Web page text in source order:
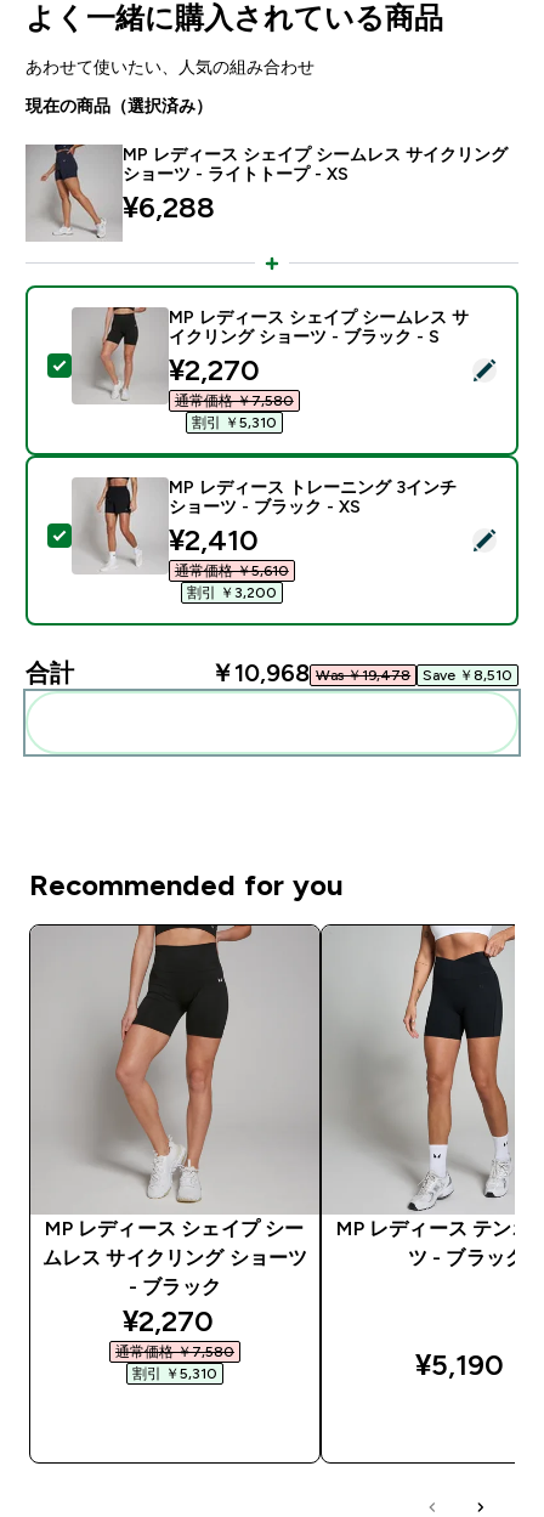
よく一緒に購入されている商品
あわせて使いたい、人気の組み合わせ
現在の商品（選択済み）
MP レディース シェイプ シームレス サイクリング
ショーツ - ライトトープ - XS
¥6,288‎
この商品を選択 - MP レディース シェイプ シームレ
MP レディース シェイプ シームレス サ
イクリング ショーツ - ブラック - S
discounted price
¥2,270‎
通常価格 ￥7,580‎
割引 ￥5,310‎
この商品を選択 - MP レディース トレーニング 3イン
MP レディース トレーニング 3インチ
ショーツ - ブラック - XS
discounted price
¥2,410‎
通常価格 ￥5,610‎
割引 ￥3,200‎
合計 ￥10,968‎ Was ￥19,478‎ Save ￥8,510‎
Recommended for you
MP レディース シェイプ シー
ムレス サイクリング ショーツ
- ブラック
discounted price
¥2,270‎
通常価格 ￥7,580‎
割引 ￥5,310‎
MP レディース テンポ
ツ - ブラック
¥5,190‎